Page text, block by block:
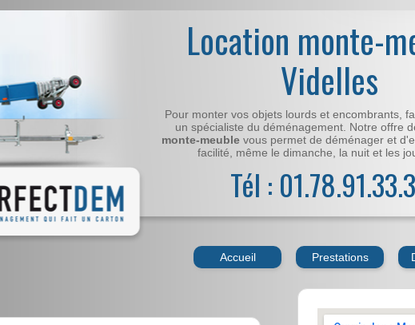
Location monte-
Videlles
Pour monter vos objets lourds et encombrants,
un spécialiste du déménagement. Notre offre
monte-meuble vous permet de déménager et
facilité, même le dimanche, la nuit et les
Tél :
Accueil Prestations